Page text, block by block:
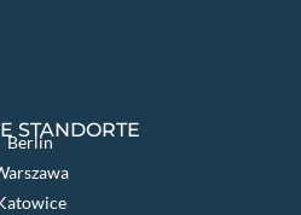
STANDORTE
Berlin